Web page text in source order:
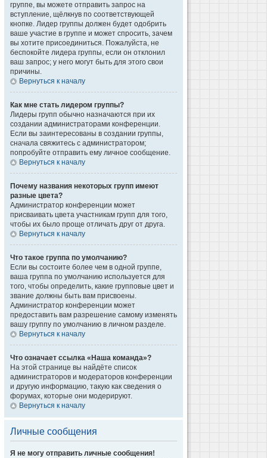
группе, вы можете отправить запрос на
вступление, щёлкнув по соответствующей
кнопке. Лидер группы должен будет одобрить
ваше участие в группе и может спросить, зачем
вы хотите присоединиться. Пожалуйста, не
беспокойте лидера группы, если он отклонил
ваш запрос; у него могут быть для этого свои
причины.
Вернуться к началу
Как мне стать лидером группы?
Лидеры групп обычно назначаются при их
создании администраторами конференции.
Если вы заинтересованы в создании группы,
сначала свяжитесь с администратором;
попробуйте отправить ему личное сообщение.
Вернуться к началу
Почему названия некоторых групп имеют
разные цвета?
Администратор конференции может
присваивать цвета участникам групп для того,
чтобы их было проще отличать друг от друга.
Вернуться к началу
Что такое группа по умолчанию?
Если вы состоите более чем в одной группе,
ваша группа по умолчанию используется для
того, чтобы определить, какие групповые цвет и
звание должны быть вам присвоены.
Администратор конференции может
предоставить вам разрешение самому изменять
вашу группу по умолчанию в личном разделе.
Вернуться к началу
Что означает ссылка «Наша команда»?
На этой странице вы найдёте список
администраторов и модераторов конференции
и другую информацию, такую как сведения о
форумах, которые они модерируют.
Вернуться к началу
Личные сообщения
Я не могу отправить личные сообщения!